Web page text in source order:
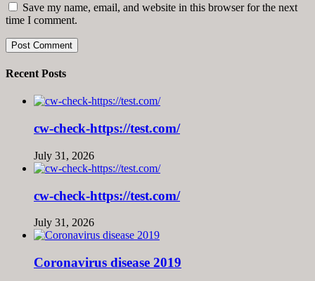
Save my name, email, and website in this browser for the next
time I comment.
Recent Posts
cw-check-https://test.com/
July 31, 2026
cw-check-https://test.com/
July 31, 2026
Coronavirus disease 2019